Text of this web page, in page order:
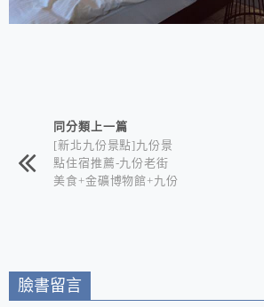
相連文章同分類上一篇
[新北九份景點]九份景
點住宿推薦-九份老街
美食+金礦博物館+九份
臉書留言